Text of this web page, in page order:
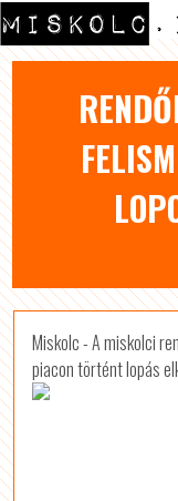
Miskolc - A miskolci
piacon történt lopás